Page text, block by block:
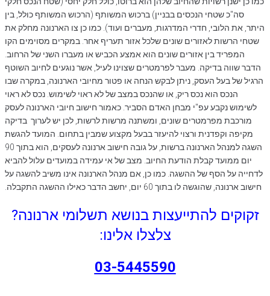
סה"כ שטחי הנכסים בבניין) ברכוש המשותף (הרכוש המשותף כולל, בין
היתר, את הלובי, חדרי המדרגות, מעברים ועוד). כמו כן צו הארנונה מחלק את
שטחי הרשות לאזורים שונים שלכל אזור תעריף אחר. במקרים מסוימים הקו
המפריד בין אזורים שונים הוא אמצע הכביש או מעברו השני של הרחוב.
הדבר שווה בדיקה. מעבר לפרמטרים שצוינו לעיל, אשר נוגעים לחיוב השוטף
הרגיל של בעל העסק, ניתן לבקש הנחה או פטור מחיובי הארנונה, במקרה שבו
הנכס הוא נכס ריק, או שהנכס במצב של לא ראוי לשימוש. נכס לא ראוי
לשימוש נקבע עפ"י מבחן האדם הסביר. כאמור חישוב חיובי הארנונה לעסק
מורכבת מפרמטרים שונים, ומשתנה מרשות לרשות, לכן יש לערוך בדיקה
מקיפה וקפדנית ורצוי להיעזר בבעל מקצוע שמבין בתחום. המועד להגשת
השגה למנהל הארנונה ברשות, על גובה חישוב ארנונה לעסקים, הוא בתוך 90
יום ממועד קבלת הודעת החיוב. מצב של אי עמידה במועדים עלול להביא
לדחייה על הסף של ההשגה. כמו כן, אם מנהל הארנונה אינו משיב להשגה על
חישוב ארנונה, שהוגשה לו בתוך 60 יום, יחשב הדבר כאילו ההשגה התקבלה.
זקוקים להתייעצות בנושא תשלומי ארנונה?
צלצלו אלינו:
03-5445590